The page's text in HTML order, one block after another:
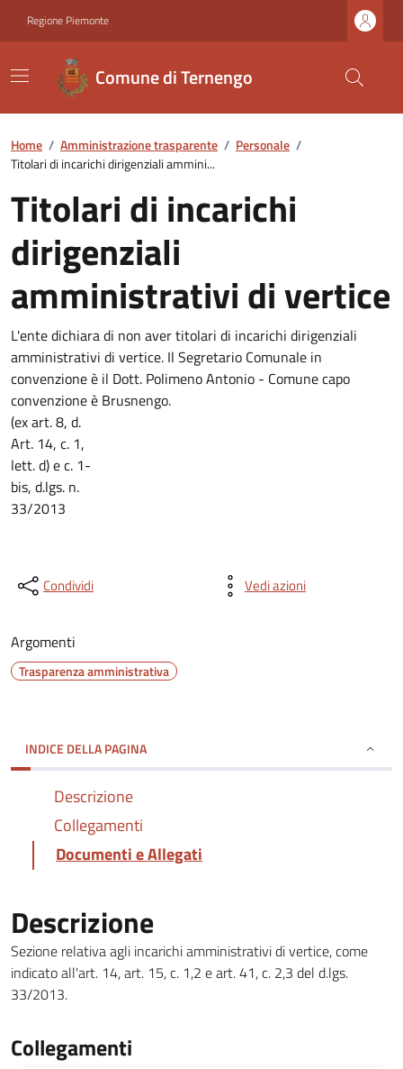
Regione Piemonte
Comune di Ternengo
Home / Amministrazione trasparente / Personale /
Titolari di incarichi dirigenziali ammini...
Titolari di incarichi
dirigenziali
amministrativi di vertice
L'ente dichiara di non aver titolari di incarichi dirigenziali
amministrativi di vertice. Il Segretario Comunale in
convenzione è il Dott. Polimeno Antonio - Comune capo
convenzione è Brusnengo.
(ex art. 8, d.
Art. 14, c. 1,
lett. d) e c. 1-
bis, d.lgs. n.
33/2013
Condividi Vedi azioni
Argomenti
Trasparenza amministrativa
INDICE DELLA PAGINA
Descrizione
Collegamenti
Documenti e Allegati
Descrizione
Sezione relativa agli incarichi amministrativi di vertice, come
indicato all'art. 14, art. 15, c. 1,2 e art. 41, c. 2,3 del d.lgs.
33/2013.
Collegamenti